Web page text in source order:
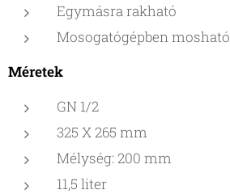
Egymásra rakható
Mosogatógépben mosható
Méretek
GN 1/2
325 X 265 mm
Mélység: 200 mm
11,5 liter